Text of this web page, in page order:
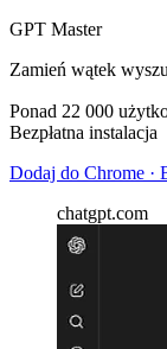
GPT Master
Zamień wątek
Ponad 22 000
Bezpłatna instalacja
Dodaj do Chrome ·
chatgpt.com